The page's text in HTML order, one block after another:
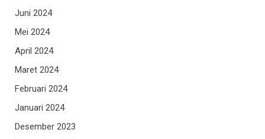
Juni 2024
Mei 2024
April 2024
Maret 2024
Februari 2024
Januari 2024
Desember 2023